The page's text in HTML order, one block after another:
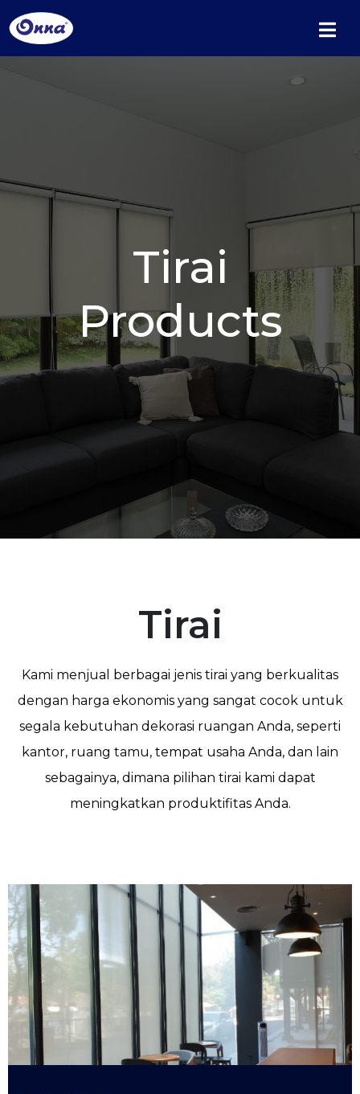
Tirai
Products
Tirai
Kami menjual berbagai jenis tirai yang berkualitas
dengan harga ekonomis yang sangat cocok untuk
segala kebutuhan dekorasi ruangan Anda, seperti
kantor, ruang tamu, tempat usaha Anda, dan lain
sebagainya, dimana pilihan tirai kami dapat
meningkatkan produktifitas Anda.